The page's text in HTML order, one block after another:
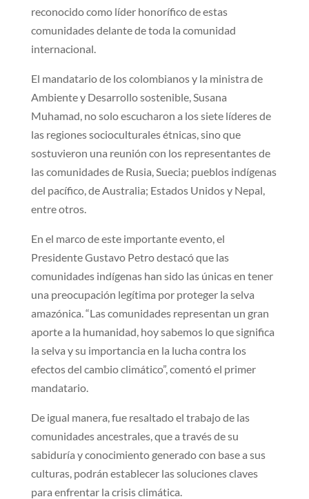
reconocido como líder honorífico de estas
comunidades delante de toda la comunidad
internacional.
El mandatario de los colombianos y la ministra de
Ambiente y Desarrollo sostenible, Susana
Muhamad, no solo escucharon a los siete líderes de
las regiones socioculturales étnicas, sino que
sostuvieron una reunión con los representantes de
las comunidades de Rusia, Suecia; pueblos indígenas
del pacífico, de Australia; Estados Unidos y Nepal,
entre otros.
En el marco de este importante evento, el
Presidente Gustavo Petro destacó que las
comunidades indígenas han sido las únicas en tener
una preocupación legítima por proteger la selva
amazónica. “Las comunidades representan un gran
aporte a la humanidad, hoy sabemos lo que significa
la selva y su importancia en la lucha contra los
efectos del cambio climático”, comentó el primer
mandatario.
De igual manera, fue resaltado el trabajo de las
comunidades ancestrales, que a través de su
sabiduría y conocimiento generado con base a sus
culturas, podrán establecer las soluciones claves
para enfrentar la crisis climática.